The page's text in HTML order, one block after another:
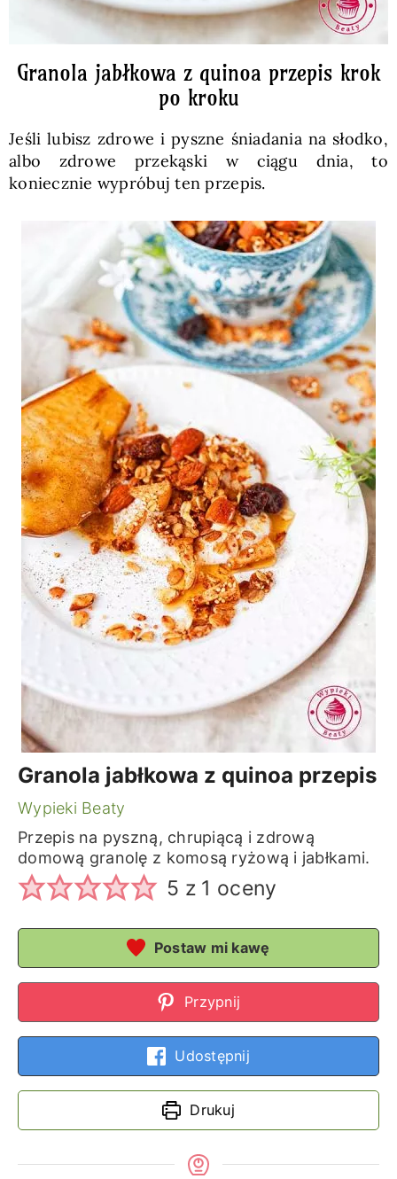
Granola jabłkowa z quinoa przepis krok
po kroku
Jeśli lubisz zdrowe i pyszne śniadania na słodko,
albo zdrowe przekąski w ciągu dnia, to
koniecznie wypróbuj ten przepis.
Granola jabłkowa z quinoa przepis
Wypieki Beaty
Przepis na pyszną, chrupiącą i zdrową
domową granolę z komosą ryżową i jabłkami.
5 z 1 oceny
Postaw mi kawę
Przypnij
Udostępnij
Drukuj